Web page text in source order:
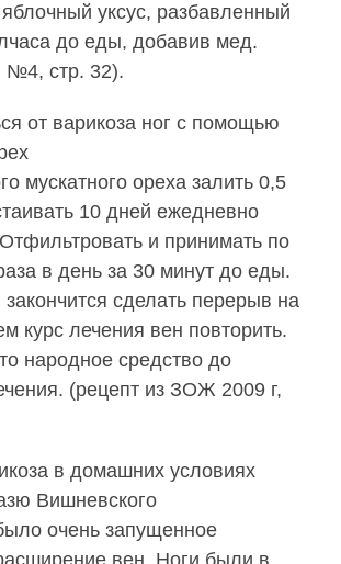
уксус, разбавленный
до еды, добавив мед.
стр. 32).
от варикоза ног с помощью
мускатного ореха залить 0,5
10 дней ежедневно
и принимать по
в день за 30 минут до еды.
закончится сделать перерыв на
курс лечения вен повторить.
народное средство до
(рецепт из ЗОЖ 2009 г,
в домашних условиях
Вишневского
очень запущенное
вен. Ноги были в